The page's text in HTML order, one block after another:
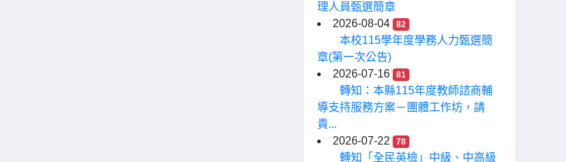
理人員甄選簡章
2026-08-04
82
本校115學年度學務人力甄選簡
章(第一次公告)
2026-07-16
81
轉知：本縣115年度教師諮商輔
導支持服務方案－團體工作坊，請
貴...
2026-07-22
78
轉知「全民英檢」中級、中高級